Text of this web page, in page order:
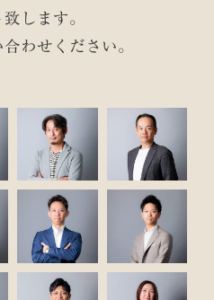
します。
わせください。